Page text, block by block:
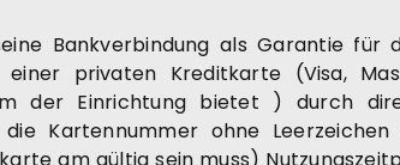
Bankverbindung als Garantie für
privaten Kreditkarte (Visa,
der Einrichtung bietet ) durch
die Kartennummer ohne
am gültig sein muss)